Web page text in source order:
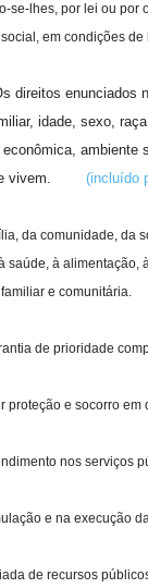
se-lhes, por lei ou por
em condições
direitos enunciados
idade, sexo,
vivem. (incluído
da comunidade, da
saúde, à
e comunitária.
de prioridade
e socorro em
nos serviços
e na execução
de recursos públicos